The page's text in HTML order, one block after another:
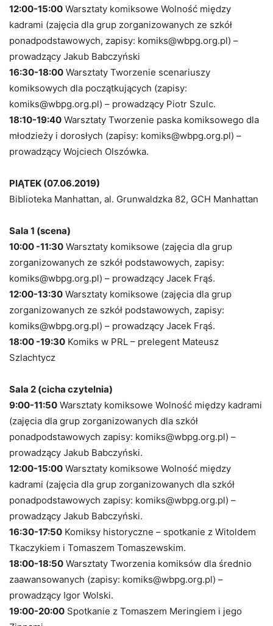
12:00-15:00 Warsztaty komiksowe Wolność między
kadrami (zajęcia dla grup zorganizowanych ze szkół
ponadpodstawowych, zapisy: komiks@wbpg.org.pl) –
prowadzący Jakub Babczyński
16:30-18:00 Warsztaty Tworzenie scenariuszy
komiksowych dla początkujących (zapisy:
komiks@wbpg.org.pl) – prowadzący Piotr Szulc.
18:10-19:40 Warsztaty Tworzenie paska komiksowego dla
młodzieży i dorosłych (zapisy: komiks@wbpg.org.pl) –
prowadzący Wojciech Olszówka.
PIĄTEK (07.06.2019)
Biblioteka Manhattan, al. Grunwaldzka 82, GCH Manhattan
Sala 1 (scena)
10:00 -11:30 Warsztaty komiksowe (zajęcia dla grup
zorganizowanych ze szkół podstawowych, zapisy:
komiks@wbpg.org.pl) – prowadzący Jacek Frąś.
12:00-13:30 Warsztaty komiksowe (zajęcia dla grup
zorganizowanych ze szkół podstawowych, zapisy:
komiks@wbpg.org.pl) – prowadzący Jacek Frąś.
18:00 -19:30 Komiks w PRL – prelegent Mateusz
Szlachtycz
Sala 2 (cicha czytelnia)
9:00-11:50 Warsztaty komiksowe Wolność między kadrami
(zajęcia dla grup zorganizowanych dla szkół
ponadpodstawowych zapisy: komiks@wbpg.org.pl) –
prowadzący Jakub Babczyński.
12:00-15:00 Warsztaty komiksowe Wolność między
kadrami (zajęcia dla grup zorganizowanych dla szkół
ponadpodstawowych zapisy: komiks@wbpg.org.pl) –
prowadzący Jakub Babczyński.
16:30-17:50 Komiksy historyczne – spotkanie z Witoldem
Tkaczykiem i Tomaszem Tomaszewskim.
18:00-18:50 Warsztaty Tworzenia komiksów dla średnio
zaawansowanych (zapisy: komiks@wbpg.org.pl) –
prowadzący Igor Wolski.
19:00-20:00 Spotkanie z Tomaszem Meringiem i jego